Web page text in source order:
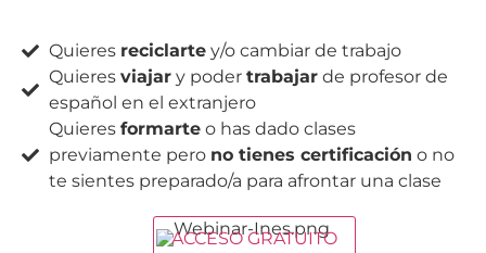
Quieres reciclarte y/o cambiar de trabajo
Quieres viajar y poder trabajar de profesor de
español en el extranjero
Quieres formarte o has dado clases
previamente pero no tienes certificación o no
te sientes preparado/a para afrontar una clase
ACCESO GRATUITO